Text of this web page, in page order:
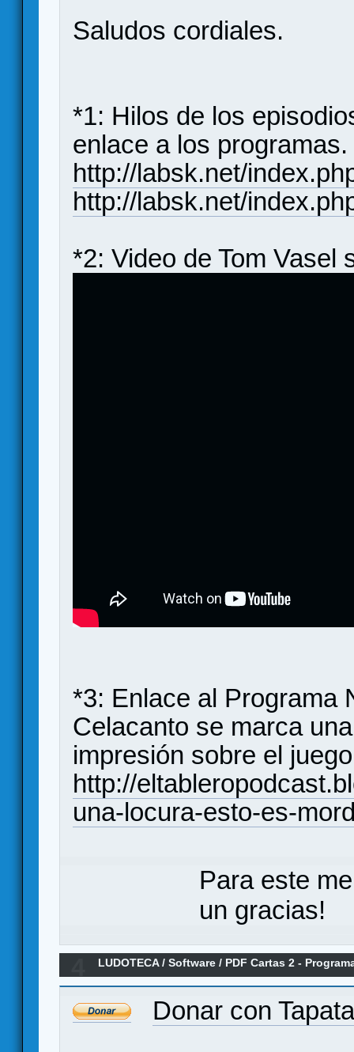
Saludos cordiales.
*1: Hilos de los
enlace a los programas.
http://labsk.net/
http://labsk.net/
*2: Video de Tom Vasel
*3: Enlace al Programa
Celacanto se marca
impresión sobre el
http://
una-locura-esto-es-
Para este
un gracias!
LUDOTECA/Software / PDF Cartas 2 -
Donar con